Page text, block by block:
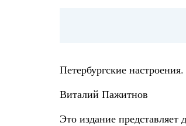
Петербургские
Виталий Пажитнов
Это издание